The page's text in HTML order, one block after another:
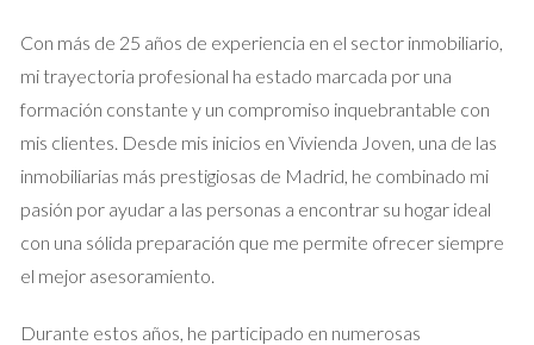
ciertas ventajas fiscales, ya que el vendedor puede
beneficiarse de reducciones en el impuesto sobre la
renta.
No necesita mudarse:A diferencia de otras formas de
venta, el vendedor no enfrenta la presión de un cambio
inmediato de residencia, lo que añade tranquilidad al
Estudios de Caso
propiedad y sus implicaciones, examinemos algunos estudios
Con más de 25 años de experiencia en el sector inmobiliario,
mi trayectoria profesional ha estado marcada por una
formación constante y un compromiso inquebrantable con
mis clientes. Desde mis inicios en Vivienda Joven, una de las
inmobiliarias más prestigiosas de Madrid, he combinado mi
pasión por ayudar a las personas a encontrar su hogar ideal
con una sólida preparación que me permite ofrecer siempre
el mejor asesoramiento.
Durante estos años, he participado en numerosas